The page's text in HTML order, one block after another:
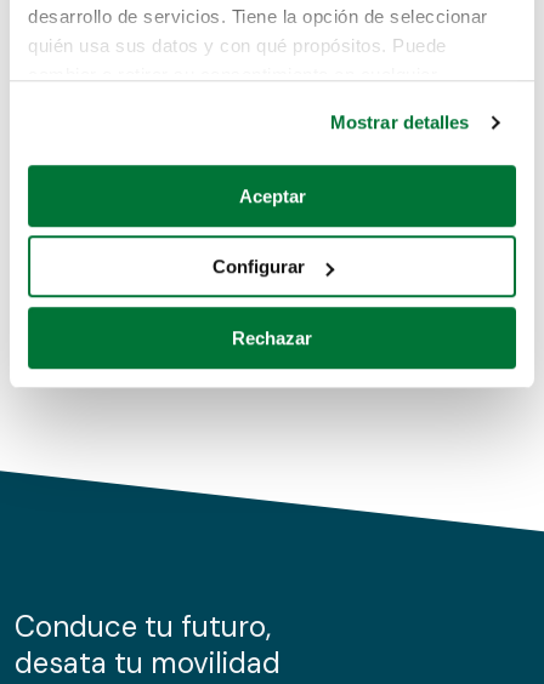
desarrollo de servicios. Tiene la opción de seleccionar
quién usa sus datos y con qué propósitos. Puede
Si lo permite, también quisiéramos:
Recopilar información sobre su ubicación geográfica
Identificar su dispositivo analizándolo activamente
para buscar características específicas (huellas
Obtenga más información sobre cómo se procesan sus
de cookies.
información sobre el uso que haga del sitio web con
nuestros partners de redes sociales, publicidad y análisis
Mostrar detalles
Aceptar
Configurar
Rechazar
Pero puedes encontrar el coche que estás
buscando en alguno de estos enlaces:
Coches de segunda mano
Coches de km0
Conduce tu futuro,
desata tu movilidad